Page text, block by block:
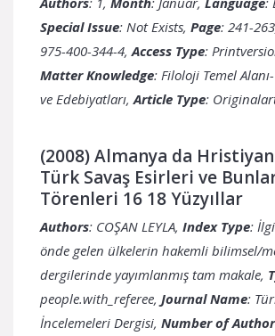
Special Issue: Not Exists, Page: 241-
975-400-344-4, Access Type:
Matter Knowledge: Filoloji Temel
ve Edebiyatları, Article Type:
(2008) Almanya da
Türk Savaş Esirleri ve
Törenleri 16 18 Yüzyıllar
Authors: COŞAN LEYLA, Index Type:
önde gelen ülkelerin hakemli bilimsel/
dergilerinde yayımlanmış tam makale,
people.with_referee, Journal Name:
İncelemeleri Dergisi, Number of